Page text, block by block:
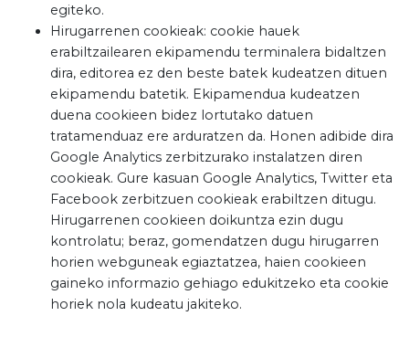
egiteko.
Hirugarrenen cookieak: cookie hauek
erabiltzailearen ekipamendu terminalera bidaltzen
dira, editorea ez den beste batek kudeatzen dituen
ekipamendu batetik. Ekipamendua kudeatzen
duena cookieen bidez lortutako datuen
tratamenduaz ere arduratzen da. Honen adibide dira
Google Analytics zerbitzurako instalatzen diren
cookieak. Gure kasuan Google Analytics, Twitter eta
Facebook zerbitzuen cookieak erabiltzen ditugu.
Hirugarrenen cookieen doikuntza ezin dugu
kontrolatu; beraz, gomendatzen dugu hirugarren
horien webguneak egiaztatzea, haien cookieen
gaineko informazio gehiago edukitzeko eta cookie
horiek nola kudeatu jakiteko.